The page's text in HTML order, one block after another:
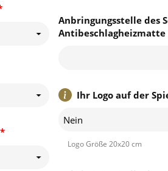
*
Anbringungsstelle des
Antibeschlagheizmatte
Ihr Logo auf der
Nein
Logo Größe 20x20 cm